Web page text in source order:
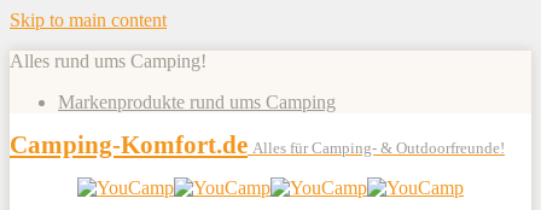
Skip to main content
Alles rund ums Camping!
Markenprodukte rund ums Camping
Camping-Komfort.de Alles für Camping- & Outdoorfreunde!